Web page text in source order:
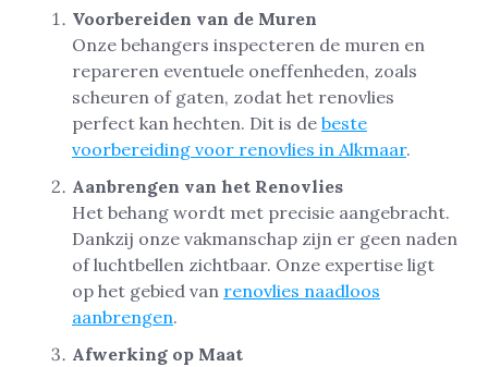
Voorbereiden van de Muren
Onze behangers inspecteren de muren en
repareren eventuele oneffenheden, zoals
scheuren of gaten, zodat het renovlies
perfect kan hechten. Dit is de beste
voorbereiding voor renovlies in Alkmaar.
Aanbrengen van het Renovlies
Het behang wordt met precisie aangebracht.
Dankzij onze vakmanschap zijn er geen naden
of luchtbellen zichtbaar. Onze expertise ligt
op het gebied van renovlies naadloos
aanbrengen.
Afwerking op Maat